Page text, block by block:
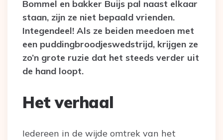
Bommel en bakker Buijs pal naast elkaar
staan, zijn ze niet bepaald vrienden.
Integendeel! Als ze beiden meedoen met
een puddingbroodjeswedstrijd, krijgen ze
zo’n grote ruzie dat het steeds verder uit
de hand loopt.
Het verhaal
Iedereen in de wijde omtrek van het